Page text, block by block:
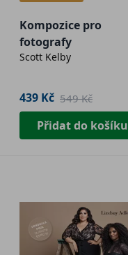
Kompozice pro
fotografy
Scott Kelby
439 Kč 549 Kč
Přidat do košíku